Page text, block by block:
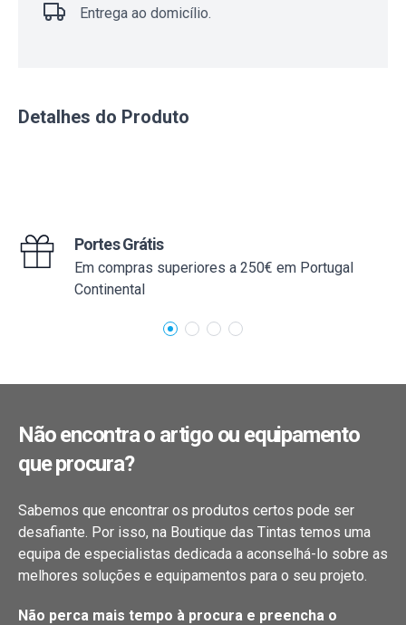
Entrega ao domicílio.
Detalhes do Produto
Portes Grátis
Em compras superiores a 250€ em Portugal
Continental
Não encontra o artigo ou equipamento
que procura?
Sabemos que encontrar os produtos certos pode ser
desafiante. Por isso, na Boutique das Tintas temos uma
equipa de especialistas dedicada a aconselhá-lo sobre as
melhores soluções e equipamentos para o seu projeto.
Não perca mais tempo à procura e preencha o